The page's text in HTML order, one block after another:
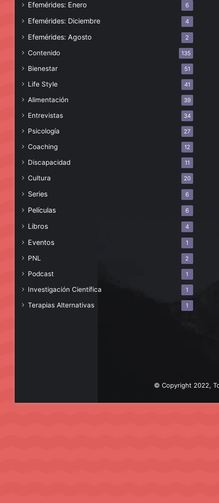
Efemérides: Enero 6
Efemérides: Diciembre 4
Efemérides: Agosto 2
Contenido 135
Bienestar 51
Life Style 41
Alimentación 39
Entrevistas 34
Psicología 27
Coaching 12
Discapacidad 11
Cultura 20
Series 6
Películas 6
Libros 4
Eventos 1
PNL 2
Podcast 1
Investigación Científica 1
Terapias Alternativas 1
© Copyright 2022,